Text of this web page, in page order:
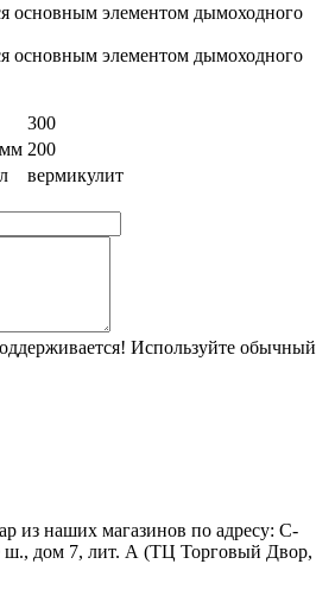
основным элементом дымоходного
основным элементом дымоходного
300
200
вермикулит
Используйте обычный
из наших магазинов по адресу: С-
ш., дом 7, лит. А (ТЦ Торговый Двор,